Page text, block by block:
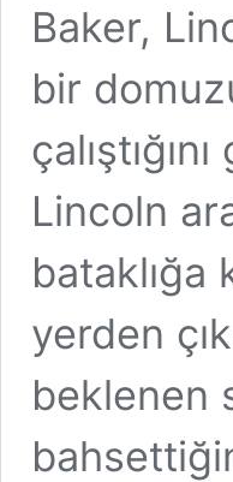
Baker,
bir
Lincoln
bataklığa
yerden
beklenen